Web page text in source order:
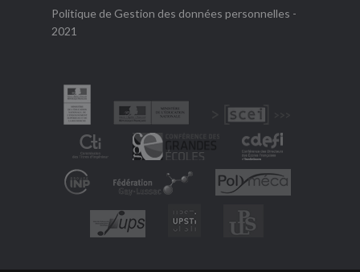
Politique de Gestion des données personnelles -
2021